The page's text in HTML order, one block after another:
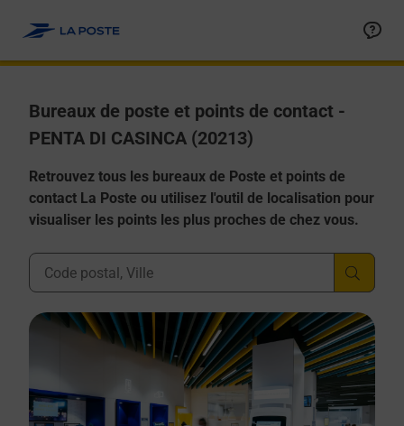
Bureaux de poste et points de contact -
PENTA DI CASINCA (20213)
Retrouvez tous les bureaux de Poste et points de
contact La Poste ou utilisez l'outil de localisation pour
visualiser les points les plus proches de chez vous.
Ville, Département, Code Postal